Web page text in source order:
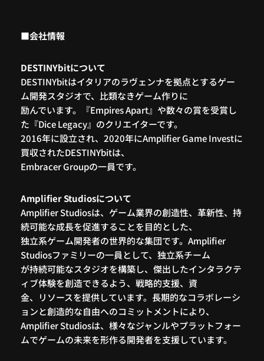
■会社情報
DESTINYbitについて
DESTINYbitはイタリアのラヴェンナを拠点とするゲー
ム開発スタジオで、比類なきゲーム作りに
励んでいます。『Empires Apart』や数々の賞を受賞し
た『Dice Legacy』のクリエイターです。
2016年に設立され、2020年にAmplifier Game Investに
買収されたDESTINYbitは、
Embracer Groupの一員です。
Amplifier Studiosについて
Amplifier Studiosは、ゲーム業界の創造性、革新性、持
続可能な成長を促進することを目的とした、
独立系ゲーム開発者の世界的な集団です。Amplifier
Studiosファミリーの一員として、独立系チーム
が持続可能なスタジオを構築し、傑出したインタラクテ
ィブ体験を創造できるよう、戦略的支援、資
金、リソースを提供しています。長期的なコラボレーシ
ョンと創造的な自由へのコミットメントにより、
Amplifier Studiosは、様々なジャンルやプラットフォー
ムでゲームの未来を形作る開発者を支援しています。